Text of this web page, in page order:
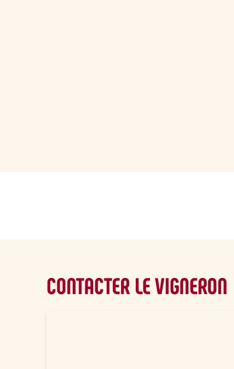
CONTACTER LE VIGNERON